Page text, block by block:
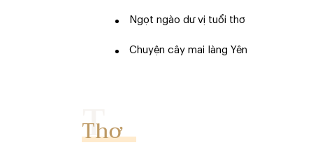
Ngọt ngào dư vị tuổi thơ
Chuyện cây mai làng Yên
Thơ